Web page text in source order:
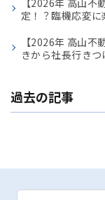
【2026年 高山
定！？臨機応変
【2026年 高山
きから社長行きつ
過去の記事